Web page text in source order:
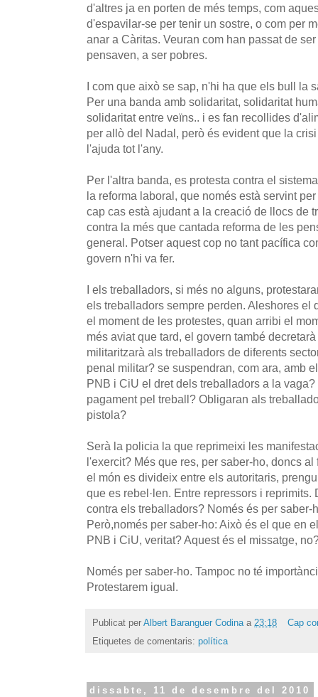
d'altres ja en porten de més temps, com
d'espavilar-se per tenir un sostre, o com per
anar a Càritas. Veuran com han passat de
pensaven, a ser pobres.
I com que això se sap, n'hi ha que els bull la
Per una banda amb solidaritat, solidaritat
solidaritat entre veïns.. i es fan recollides
per allò del Nadal, però és evident que la
l'ajuda tot l'any.
Per l'altra banda, es protesta contra el
la reforma laboral, que només està servint
cap cas està ajudant a la creació de llocs de
contra la més que cantada reforma de les
general. Potser aquest cop no tant pacífica
govern n'hi va fer.
I els treballadors, si més no alguns,
els treballadors sempre perden. Aleshores el
el moment de les protestes, quan arribi el
més aviat que tard, el govern també
militaritzarà als treballadors de diferents
penal militar? se suspendran, com ara, amb
PNB i CiU el dret dels treballadors a la
pagament pel treball? Obligaran als
pistola?
Serà la policia la que reprimeixi les
l'exercit? Més que res, per saber-ho, doncs
el món es divideix entre els autoritaris,
que es rebel·len. Entre repressors i
contra els treballadors? Només és per saber-
Però,només per saber-ho: Això és el que en
PNB i CiU, veritat? Aquest és el missatge,
Només per saber-ho. Tampoc no té
Protestarem igual.
Publicat per Albert Baranguer Codina a 23:18
Cap
Etiquetes de comentaris: política
dissabte, 11 de desembre del 2010